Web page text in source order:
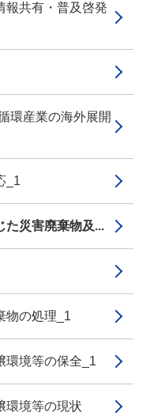
共有・普及啓発
環産業の海外展開
_1
災害廃棄物及...
物の処理_1
境等の保全_1
境等の現状